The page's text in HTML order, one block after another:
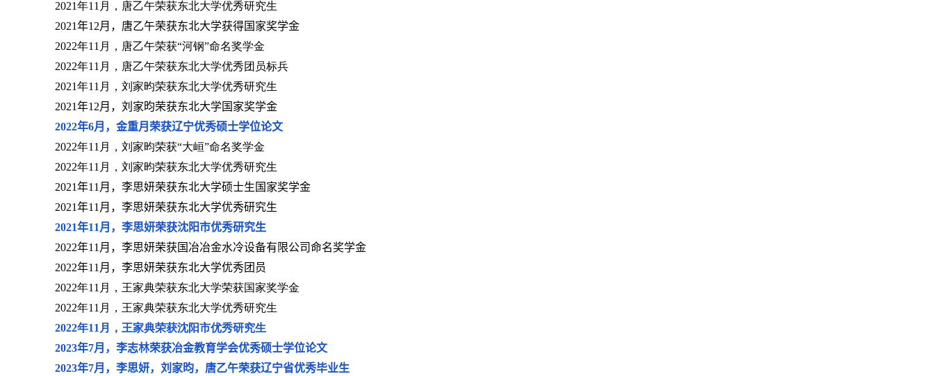
2021年1 1 月，唐乙午荣获东北大学优秀研究生
2021年12月，唐乙午荣获东北大学获得国家奖学金
2022年1 1 月，唐乙午荣获“河钢”命名奖学金
2022年1 1 月，唐乙午荣获东北大学优秀团员标兵
2021年1 1 月，刘家昀荣获东北大学优秀研究生
2021年12月，刘家昀荣获东北大学国家奖学金
2022年6月，金重月荣获辽宁优秀硕士学位论文
2022年1 1 月，刘家昀荣获“大峘”命名奖学金
2022年1 1 月，刘家昀荣获东北大学优秀研究生
2021年11 月，李思妍荣获东北大学硕士生国家奖学金
2021年11 月，李思妍荣获东北大学优秀研究生
2021年11 月，李思妍荣获沈阳市优秀研究生
2022年11 月，李思妍荣获国冶冶金水冷设备有限公司命名奖学金
2022年11 月，李思妍荣获东北大学优秀团员
2022年11 月，王家典荣获东北大学荣获国家奖学金
2022年1 1 月，王家典荣获东北大学优秀研究生
2022年11 月，王家典荣获沈阳市优秀研究生
2023年7月，李志林荣获冶金教育学会优秀硕士学位论文
2023年7月，李思妍，刘家昀，唐乙午荣获辽宁省优秀毕业生